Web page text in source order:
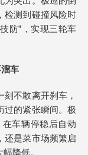
检测到碰撞风险时
防”，实现三轮车
车
不敢离开刹车，
的紧张瞬间。极
车辆停稳后自动
还是菜市场频繁启
降低。